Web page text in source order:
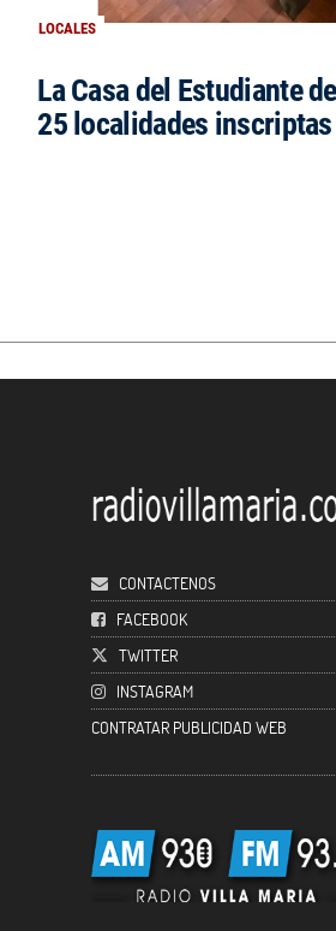
LOCALES
La Casa del Estudiante
25 localidades inscriptas
CONTACTENOS
FACEBOOK
TWITTER
INSTAGRAM
CONTRATAR PUBLICIDAD WEB